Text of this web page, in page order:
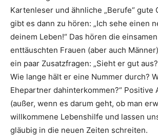
Kartenleser und ähn­liche „Berufe“ gute
gibt es dann zu hören: „Ich sehe einen
deinem Leben!“ Das hören die
enttäuschten Frauen (aber auch
ein paar Zusatz­fragen: „Sieht er gut
Wie lange hält er eine Nummer durch?
Ehepartner dahinterkommen?“ Positive
(außer, wenn es darum geht, ob man
willkommene Lebenshilfe und lassen
gläubig in die neuen Zeiten schreiten.